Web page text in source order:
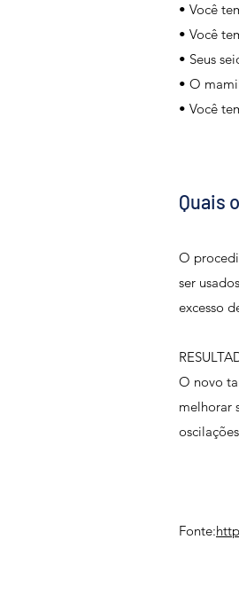
• Você
• Você
• Seus
• O
• Você
Quais
O
ser
excesso
O novo
melhorar
Fonte: